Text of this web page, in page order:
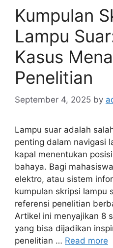
Kumpulan
Lampu
Kasus
Penelitian
September 4, 2025 by
Lampu suar adalah
penting dalam navigasi
kapal menentukan
bahaya. Bagi
elektro, atau sistem
kumpulan skripsi lampu
referensi penelitian
Artikel ini menyajikan 8
yang bisa dijadikan
penelitian … Read more